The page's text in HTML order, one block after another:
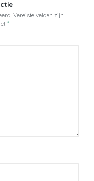
Vereiste velden zijn
*